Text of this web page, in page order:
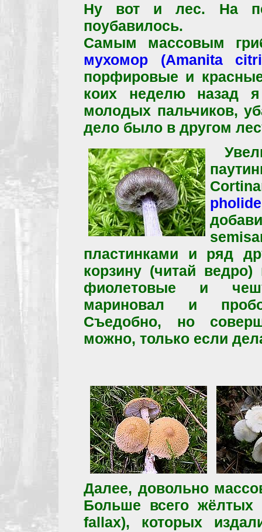
Ну вот и лес. На
поубавилось.
Самым массовым
мухомор (Amanita
порфировые и
коих неделю назад
молодых пальчиков,
дело было в другом
пластинками и ряд
корзину (читай
фиолетовые и
мариновал и
Съедобно, но
можно, только если
Далее, довольно
Больше всего жёлтых
fallax), которых